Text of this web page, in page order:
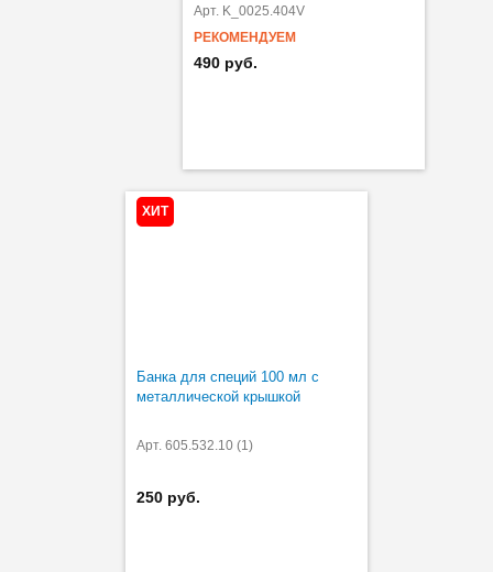
Арт. K_0025.404V
РЕКОМЕНДУЕМ
490 руб.
ХИТ
Банка для специй 100 мл с
металлической крышкой
Арт. 605.532.10 (1)
250 руб.